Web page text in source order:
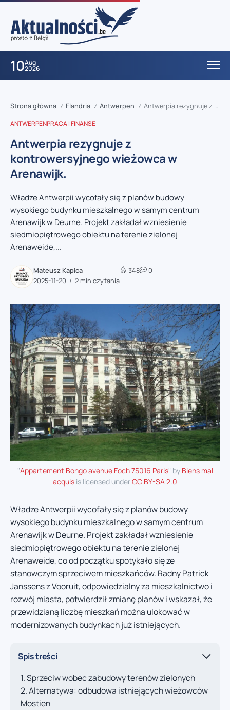
10Aug
2026
Strona główna / Flandria / Antwerpen / Antwerpia rezygnuje z kontrowersyjnego wieżowca w Arenawijk.
ANTWERPENPRACA I FINANSE
Antwerpia rezygnuje z
kontrowersyjnego wieżowca w
Arenawijk.
Władze Antwerpii wycofały się z planów budowy
wysokiego budynku mieszkalnego w samym centrum
Arenawijk w Deurne. Projekt zakładał wzniesienie
siedmiopiętrowego obiektu na terenie zielonej
Arenaweide,...
Mateusz Kapica
2025-11-20
2 min czytania
348 0
"Appartement Bongo avenue Foch 75016 Paris" by Biens mal
acquis is licensed underCC BY-SA 2.0
Władze Antwerpii wycofały się z planów budowy
wysokiego budynku mieszkalnego w samym centrum
Arenawijk w Deurne. Projekt zakładał wzniesienie
siedmiopiętrowego obiektu na terenie zielonej
Arenaweide, co od początku spotykało się ze
stanowczym sprzeciwem mieszkańców. Radny Patrick
Janssens z Vooruit, odpowiedzialny za mieszkalnictwo i
rozwój miasta, potwierdził zmianę planów i wskazał, że
przewidzianą liczbę mieszkań można ulokować w
modernizowanych budynkach już istniejących.
Spis treści
Sprzeciw wobec zabudowy terenów zielonych
Alternatywa: odbudowa istniejących wieżowców
Mostien